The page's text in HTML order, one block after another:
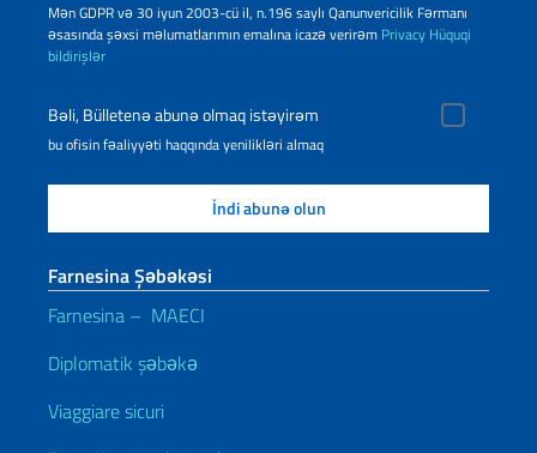
Mən GDPR və 30 iyun 2003-cü il, n.196 saylı Qanunvericilik Fərmanı
əsasında şəxsi məlumatlarımın emalına icazə verirəm Privacy Hüquqi
bildirişlər
Bəli, Bülletenə abunə olmaq istəyirəm
bu ofisin fəaliyyəti haqqında yenilikləri almaq
Farnesina Şəbəkəsi
Farnesina – MAECI
Diplomatik şəbəkə
Viaggiare sicuri